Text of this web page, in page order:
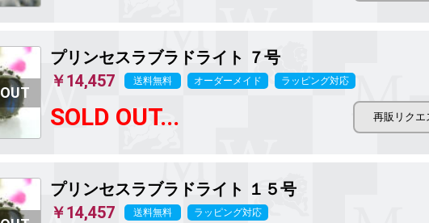
プリンセスラブラドライト ７号
￥14,457
送料無料 オーダーメイド ラッピング対応
SOLD OUT...
プリンセスラブラドライト １５号
￥14,457
送料無料 ラッピング対応